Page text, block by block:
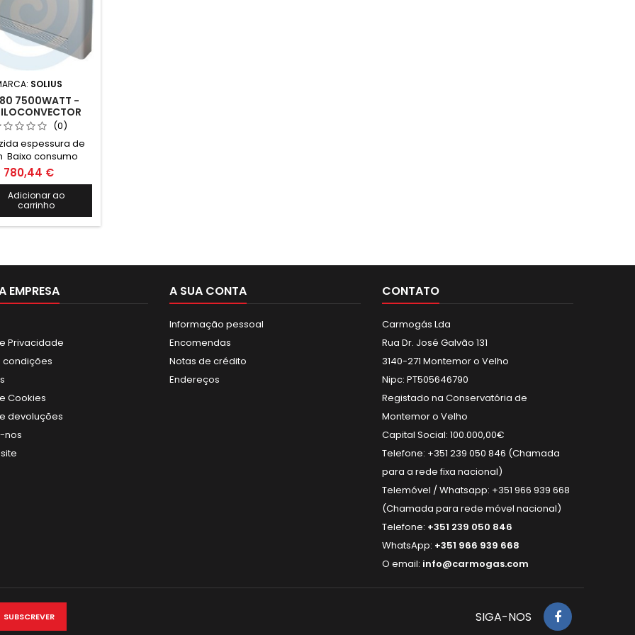
SOLIUS
7500WATT -
- SOLIUS
(0)
espessura de
Baixo consumo
Instalação mural
Baixo ruído de
Ligações
do lado
Branco RAL 9010
780,44 €
Adicionar ao
carrinho
EMPRESA
Privacidade
condições
Cookies
devoluções
nos
A SUA CONTA
Informação pessoal
Encomendas
Notas de crédito
Endereços
CONTATO
Carmogás Lda
Rua Dr. José Galvão 131
3140-271 Montemor o Velho
Nipc: PT505646790
Registado na Conservatória de
Montemor o Velho
Capital Social: 100.000,00€
Telefone: +351 239 050 846 (Chamada
para a rede fixa nacional)
Telemóvel / Whatsapp: +351 966 939 668
(Chamada para rede móvel nacional)
Telefone: +351 239 050 846
WhatsApp: +351 966 939 668
O email: info@carmogas.com
SIGA-NOS